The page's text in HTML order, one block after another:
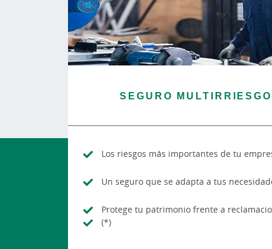
SEGURO
Los riesgos más importantes de tu
Un seguro que se adapta a tus
Protege tu patrimonio frente a
(*)